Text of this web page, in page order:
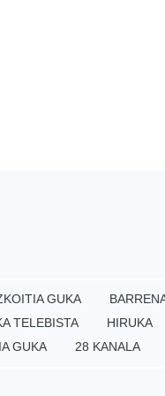
GUKA
TELEBISTA
HIRUKA
GUKA 28 KANALA